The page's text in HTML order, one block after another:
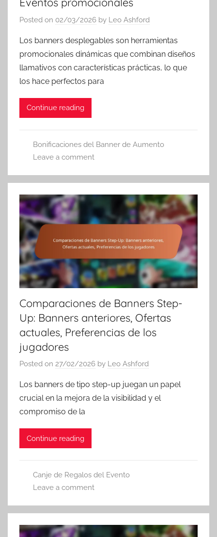
Posted on 02/03/2026 by Leo Ashford
Los banners desplegables son herramientas
promocionales dinámicas que combinan diseños
llamativos con características prácticas, lo que
los hace perfectos para
Continue reading
Bonificaciones del Banner de Aumento
Leave a comment
Comparaciones de Banners Step-
Up: Banners anteriores, Ofertas
actuales, Preferencias de los
jugadores
Posted on 27/02/2026 by Leo Ashford
Los banners de tipo step-up juegan un papel
crucial en la mejora de la visibilidad y el
compromiso de la
Continue reading
Canje de Regalos del Evento
Leave a comment